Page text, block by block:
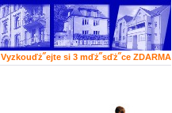
Vyzkouďż˝ejte si 3 mďż˝sďż˝ce ZDARMA